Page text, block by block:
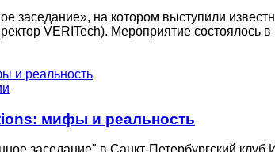
заседание», на котором выступили
VERITech). Мероприятие состоялось
мифы и реальность